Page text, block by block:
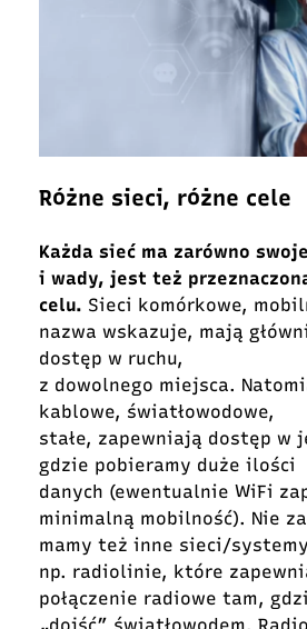
Różne sieci, różne cele
Każda sieć ma zarówno
i wady, jest też
celu. Sieci komórkowe,
nazwa wskazuje, mają
dostęp w ruchu,
z dowolnego miejsca.
kablowe, światłowodowe,
stałe, zapewniają dostęp w
gdzie pobieramy duże ilości
danych (ewentualnie WiFi
minimalną mobilność). Nie
mamy też inne sieci/
np. radiolinie, które
połączenie radiowe tam,
„dojść” światłowodem.